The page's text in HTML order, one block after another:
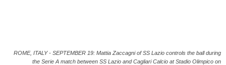
ROME, ITALY - SEPTEMBER 19: Mattia Zaccagni of SS Lazio controls the ball during
the Serie A match between SS Lazio and Cagliari Calcio at Stadio Olimpico on